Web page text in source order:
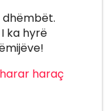
dhëmbët.
ka hyrë
harar haraç